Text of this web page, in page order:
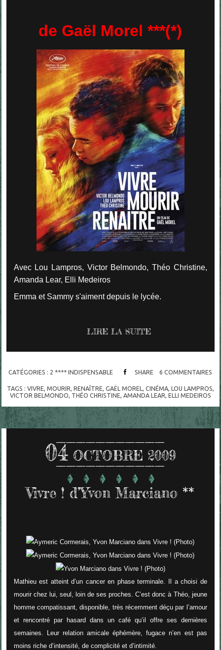
de Gaël Morel ***(*)
Avec Lou Lampros, Victor Belmondo, Théo Christine,
Amanda Lear, Elli Medeiros
Emma et Sammy s'aiment depuis le lycée.
LIRE LA SUITE
CATÉGORIES : 2 **** INDISPENSABLE SHARE 6 COMMENTAIRES
TAGS : VIVRE MOURIR RENAÎTRE GAËL MOREL CINÉMA, LOU LAMPROS
VICTOR BELMONDO THÉO CHRISTINE AMANDA LEAR ELLI MEDEIROS
04 OCTOBRE 2009
Vivre ! d’Yvon Marciano **
Mathieu est atteint d’un cancer en phase terminale. Il a choisi de
mourir chez lui, seul, loin de ses proches. C’est donc à Théo, jeune
homme compatissant, disponible, très récemment déçu par l’amour
et rencontré par hasard dans un café qu’il offre ses dernières
semaines. Leur relation amicale éphémère, fugace n’en est pas
moins riche d’intensité, de complicité et d’intimité.